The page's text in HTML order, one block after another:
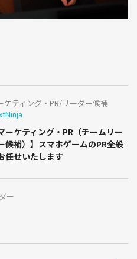
ケティング・PR/リーダー候補
ーケティング・PR（チームリー
候補）】スマホゲームのPR全般
任せいたします
ー